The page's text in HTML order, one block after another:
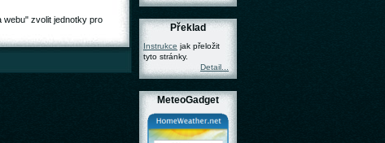
webu" zvolit jednotky pro
Překlad
Instrukce jak přeložit
tyto stránky.
Detail...
MeteoGadget